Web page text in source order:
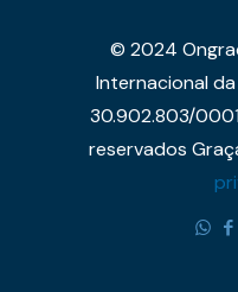
© 2024
Internacional da
30.902.803/
reservados